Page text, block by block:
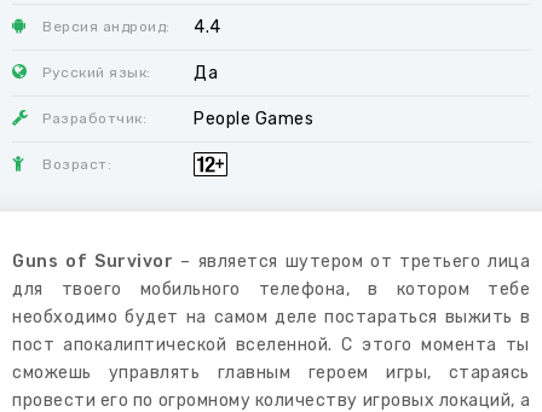
Версия андроид: 4.4
Русский язык: Да
Разработчик: People Games
Возраст:
Guns of Survivor – является шутером от третьего лица
для твоего мобильного телефона, в котором тебе
необходимо будет на самом деле постараться выжить в
пост апокалиптической вселенной. С этого момента ты
сможешь управлять главным героем игры, стараясь
провести его по огромному количеству игровых локаций, а